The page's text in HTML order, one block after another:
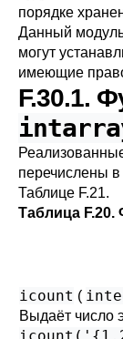
порядке
Данный модуль
могут
имеющие
F.30.1.
перечислены в
Таблице F.21.
Таблица F.20.
icount (
Выдаёт число